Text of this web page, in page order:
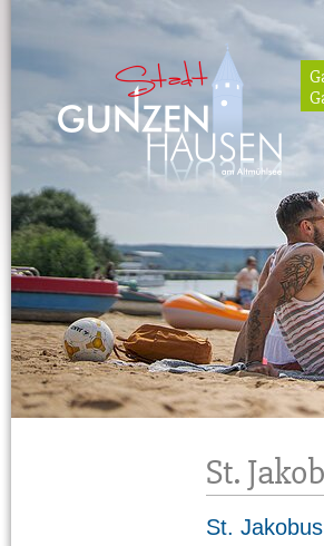
Gunzenhausen
St.
St.